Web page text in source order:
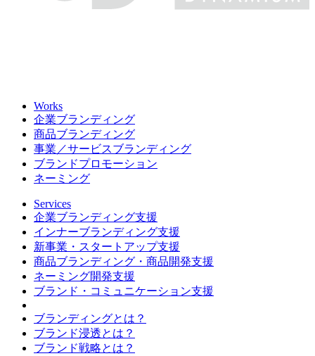
Works
企業ブランディング
商品ブランディング
事業／サービスブランディング
ブランドプロモーション
ネーミング
Services
企業ブランディング支援
インナーブランディング支援
新事業・スタートアップ支援
商品ブランディング・商品開発支援
ネーミング開発支援
ブランド・コミュニケーション支援
ブランディングとは？
ブランド浸透とは？
ブランド戦略とは？